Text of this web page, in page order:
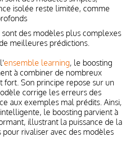
isolée reste limitée, comme
sont des modèles plus complexes
meilleures prédictions.
ensemble learning, le boosting
à combiner de nombreux
Son principe repose sur un
corrige les erreurs des
aux exemples mal prédits. Ainsi,
le boosting parvient à
illustrant la puissance de la
rivaliser avec des modèles